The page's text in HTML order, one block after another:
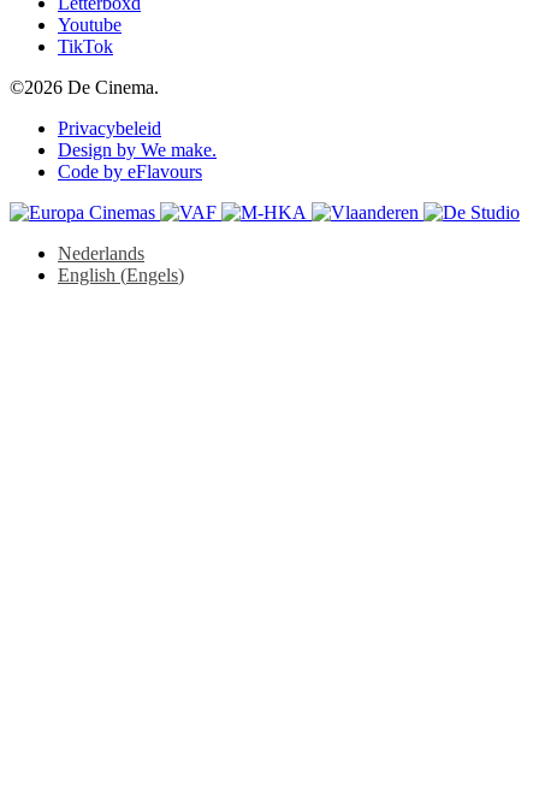
Youtube
TikTok
©2026 De Cinema.
Privacybeleid
Design by We make.
Code by eFlavours
Nederlands
English (Engels)